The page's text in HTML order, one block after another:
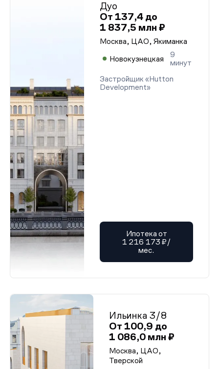
Дуо
От 137,4 до
1 837,5 млн ₽
Москва, ЦАО, Якиманка
Новокузнецкая
9
минут
Застройщик «Hutton
Development»
Ипотека от
1 216 173 ₽/
мес.
Ильинка 3/8
От 100,9 до
1 086,0 млн ₽
Москва, ЦАО,
Тверской